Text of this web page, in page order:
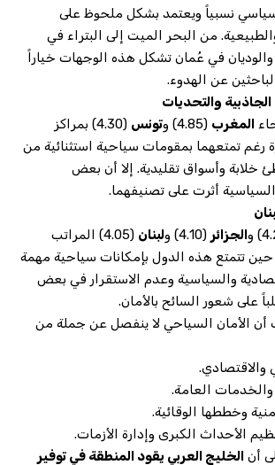
نسبياً ويعتمد بشكل ملحوظ على
من البحر الميت إلى البتراء في
والوديان في عُمان تشكل هذه الوجهات خياراً
عن الهدوء.
الجاذبية والتحديات
المغرب (4.85) و تونس
(4.30) بمراكز
رغم تمتعهما بمقومات سياحية استثنائية من
خلابة وأسواق تقليدية. إلا أن بعض
أثرت على تصنيفهما.
الجزائر (4.10) و لبنان
(4.05) المراتب
حين تتمتع هذه الدول بإمكانات سياحية مهمة
والسياسية وعدم الاستقرار في بعض
على شعور السائح بالأمان.
أن الأمان السياحي لا ينفصل عن جملة من
والاقتصادي.
والخدمات العامة.
وخططها الوقائية.
الأحداث الكبرى وإدارة الأزمات.
أن الخليج العربي يقود المنطقة في توفير